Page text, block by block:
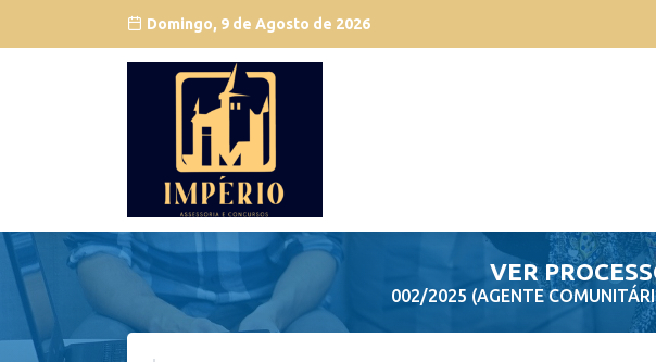
Domingo, 9 de Agosto de 2026
VER
002/2025 (AGENTE